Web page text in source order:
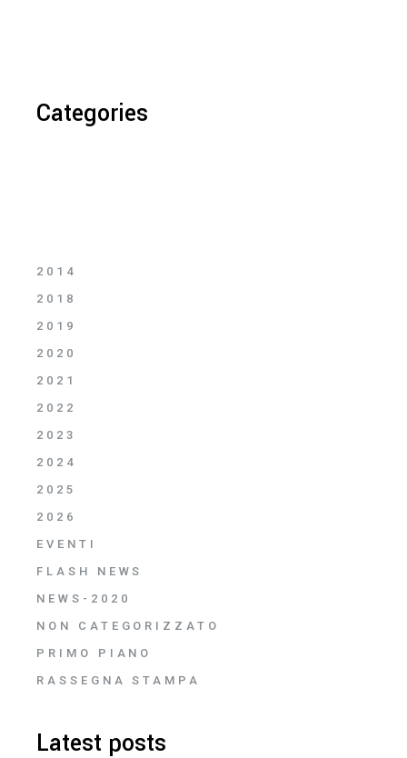
Categories
2014
2018
2019
2020
2021
2022
2023
2024
2025
2026
EVENTI
FLASH NEWS
NEWS-2020
NON CATEGORIZZATO
PRIMO PIANO
RASSEGNA STAMPA
Latest posts